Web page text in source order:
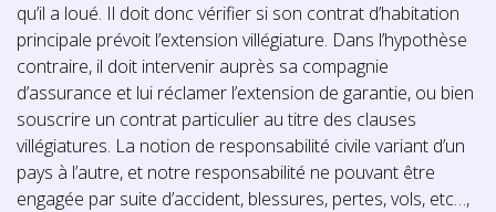
qu’il a loué. Il doit donc vérifier si son contrat d’habitation
principale prévoit l’extension villégiature. Dans l’hypothèse
contraire, il doit intervenir auprès sa compagnie
d’assurance et lui réclamer l’extension de garantie, ou bien
souscrire un contrat particulier au titre des clauses
villégiatures. La notion de responsabilité civile variant d’un
pays à l’autre, et notre responsabilité ne pouvant être
engagée par suite d’accident, blessures, pertes, vols, etc…,